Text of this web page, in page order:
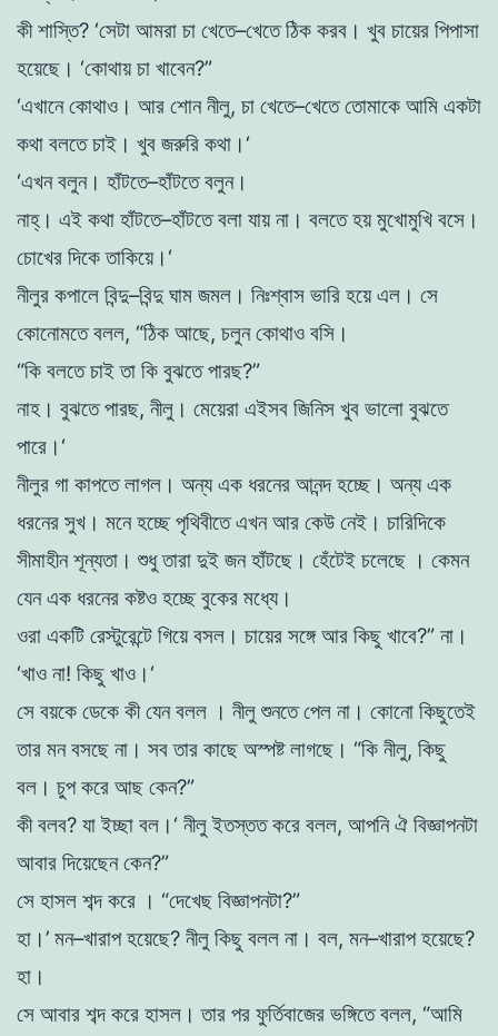
কীশাস্তি? ‘সেটা আমরা চা খেতে–খেতেঠিক করব । খুব চায়ের পিপাসা
হয়েছে । ‘কোথায়চা খাবেন?”
‘এখানেকোথাও । আর শােননীলু, চা খেতে–খেতেতােমাকে আমি একটা
কথা বলতেচাই । খুব জরুরি কথা । ‘
‘এখনবলুন। হাঁটতে–হাঁটতেবলুন।
নাহ্। এই কথা হাঁটতে–হাঁটতেবলা যায়না । বলতেহয়মুখােমুখি বসে ।
চোখের দিকেতাকিয়ে। ‘
নীলুর কপালে বিন্দু–বিন্দুঘাম জমল । নিঃশ্বাস ভারি হয়েএল । সে
কোনােমতেবলল, “ঠিক আছে, চলুনকোথাও বসি ।
“কি বলতেচাইতা কি বুঝতেপারছ?”
নাহ । বুঝতেপারছ, নীলু । মেয়েরা এইসব জিনিস খুব ভালাে বুঝতে
পারে । ‘
নীলুর গা কাপতেলাগল । অন্যএক ধরনের আনন্দহচ্ছে। অন্যএক
ধরনের সুখ । মনেহচ্ছেপৃথিবীতেএখনআর কেউনেই । চারিদিকে
সীমাহীনশূন্যতা । শুধুতারা দুই জনহাঁটছে । হেঁটেই চলেছে । কেমন
যেনএক ধরনের কষ্টও হচ্ছেবুকের মধ্যে।
ওরা একটি রেস্টুরেন্টে গিয়েবসল । চায়ের সঙ্গেআর কিছু খাবে?” না ।
‘খাও না! কিছু খাও । ‘
সে বয়কে ডেকে কীযেনবলল । নীলু শুনতেপেল না । কোনাে কিছুতেই
তার মনবসছে না । সবতার কাছে অস্পষ্টলাগছে । “কি নীলু, কিছু
বল । চুপকরে আছ কেন?”
কীবলব? যাইচ্ছা বল । ‘ নীলুইতস্ততকরে বলল, আপনিঐ বিজ্ঞাপনটা
আবার দিয়েছেনকেন?”
সে হাসল শব্দকরে । “দেখেছ বিজ্ঞাপনটা?”
হা ।’ মন–খারাপহয়েছে? নীলু কিছু বলল না । বল, মন–খারাপহয়েছে?
হা ।
সে আবার শব্দকরে হাসল ।তার পর ফুর্তিবাজের ভঙ্গিতেবলল, “আমি